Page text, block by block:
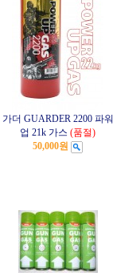
가더 GUARDER 2200 파워
업 21k 가스 (품절)
50,000원